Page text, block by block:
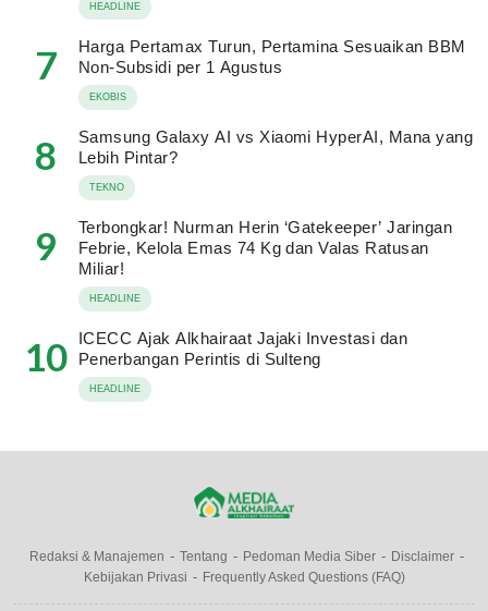
HEADLINE
7
Harga Pertamax Turun, Pertamina Sesuaikan BBM
Non-Subsidi per 1 Agustus
EKOBIS
8
Samsung Galaxy AI vs Xiaomi HyperAI, Mana yang
Lebih Pintar?
TEKNO
9
Terbongkar! Nurman Herin ‘Gatekeeper’ Jaringan
Febrie, Kelola Emas 74 Kg dan Valas Ratusan
Miliar!
HEADLINE
10
ICECC Ajak Alkhairaat Jajaki Investasi dan
Penerbangan Perintis di Sulteng
HEADLINE
Redaksi & Manajemen Tentang Pedoman Media Siber
Disclaimer
Kebijakan Privasi
Frequently Asked Questions (FAQ)